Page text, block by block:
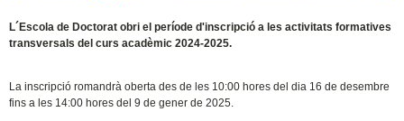
L´Escola de Doctorat obri el període d'inscripció a les activitats formatives
transversals del curs acadèmic 2024-2025.
La inscripció romandrà oberta des de les 10:00 hores del dia 16 de desembre
fins a les 14:00 hores del 9 de gener de 2025.